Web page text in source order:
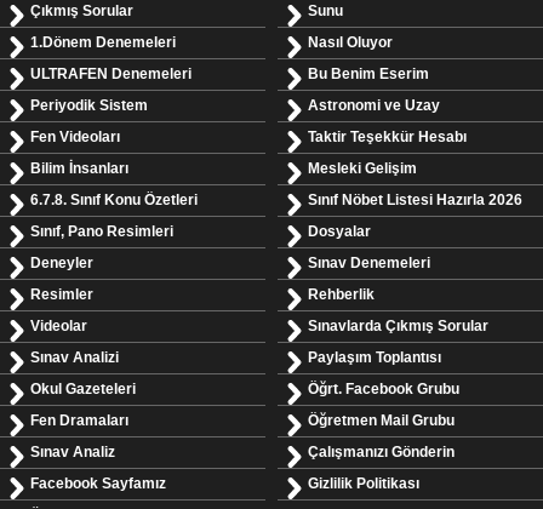
Çıkmış Sorular
1.Dönem Denemeleri
ULTRAFEN Denemeleri
Periyodik Sistem
Fen Videoları
Bilim İnsanları
6.7.8. Sınıf Konu Özetleri
Sınıf, Pano Resimleri
Deneyler
Resimler
Videolar
Sınav Analizi
Okul Gazeteleri
Fen Dramaları
Sınav Analiz
Facebook Sayfamız
Sunu
Nasıl Oluyor
Bu Benim Eserim
Astronomi ve Uzay
Taktir Teşekkür Hesabı
Mesleki Gelişim
Sınıf Nöbet Listesi Hazırla 2026
Dosyalar
Sınav Denemeleri
Rehberlik
Sınavlarda Çıkmış Sorular
Paylaşım Toplantısı
Öğrt. Facebook Grubu
Öğretmen Mail Grubu
Çalışmanızı Gönderin
Gizlilik Politikası